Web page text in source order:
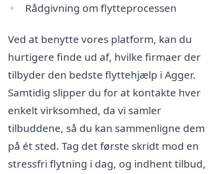
Rådgivning om flytteprocessen
Ved at benytte vores platform, kan du
hurtigere finde ud af, hvilke firmaer der
tilbyder den bedste flyttehjælp i Agger.
Samtidig slipper du for at kontakte hver
enkelt virksomhed, da vi samler
tilbuddene, så du kan sammenligne dem
på ét sted. Tag det første skridt mod en
stressfri flytning i dag, og indhent tilbud,